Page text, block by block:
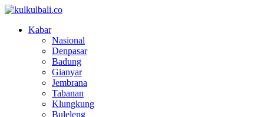
Kabar
Nasional
Denpasar
Badung
Gianyar
Jembrana
Tabanan
Klungkung
Buleleng